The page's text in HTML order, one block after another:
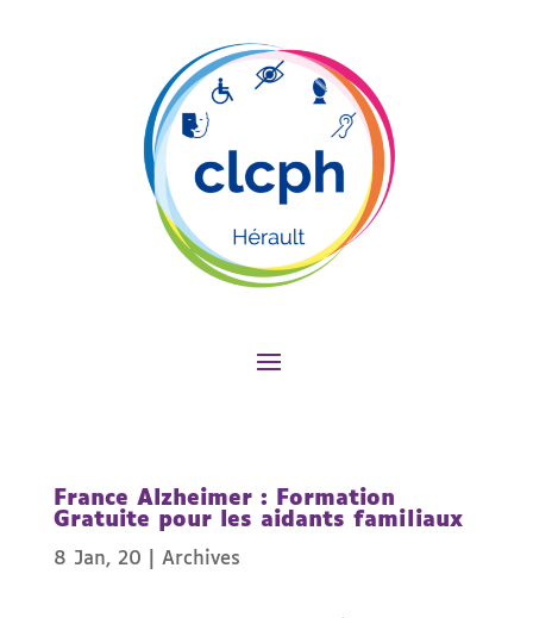
France Alzheimer : Formation
Gratuite pour les aidants familiaux
8 Jan, 20 Archives